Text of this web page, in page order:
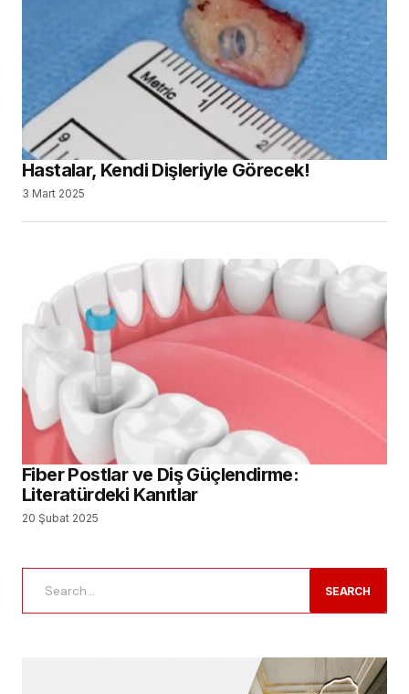
Hastalar, Kendi Dişleriyle Görecek!
3 Mart 2025
Fiber Postlar ve Diş Güçlendirme:
Literatürdeki Kanıtlar
20 Şubat 2025
SEARCH